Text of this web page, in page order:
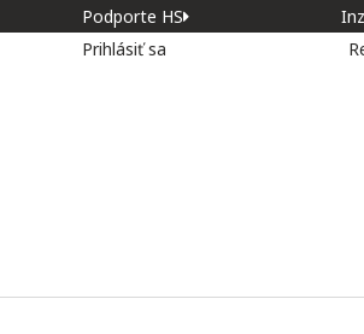
Podporte HS
Prihlásiť sa